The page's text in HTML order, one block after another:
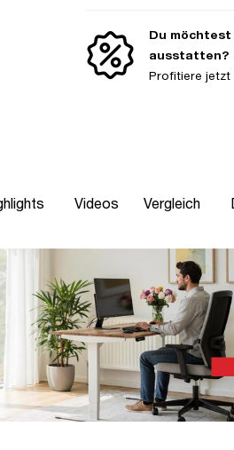
Du
ausstatten?
Profitiere jetzt
Videos Vergleich